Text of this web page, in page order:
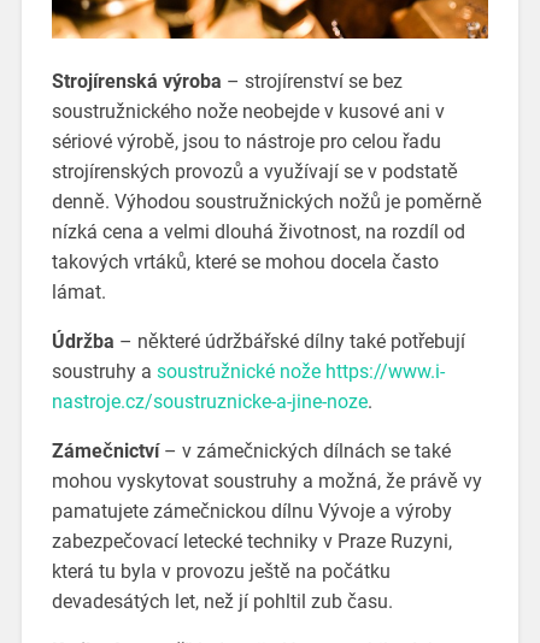
Strojírenská výroba – strojírenství se bez
soustružnického nože neobejde v kusové ani v
sériové výrobě, jsou to nástroje pro celou řadu
strojírenských provozů a využívají se v podstatě
denně. Výhodou soustružnických nožů je poměrně
nízká cena a velmi dlouhá životnost, na rozdíl od
takových vrtáků, které se mohou docela často
lámat.
Údržba – některé údržbářské dílny také potřebují
soustruhy a soustružnické nože https://www.i-
nastroje.cz/soustruznicke-a-jine-noze.
Zámečnictví – v zámečnických dílnách se také
mohou vyskytovat soustruhy a možná, že právě vy
pamatujete zámečnickou dílnu Vývoje a výroby
zabezpečovací letecké techniky v Praze Ruzyni,
která tu byla v provozu ještě na počátku
devadesátých let, než jí pohltil zub času.